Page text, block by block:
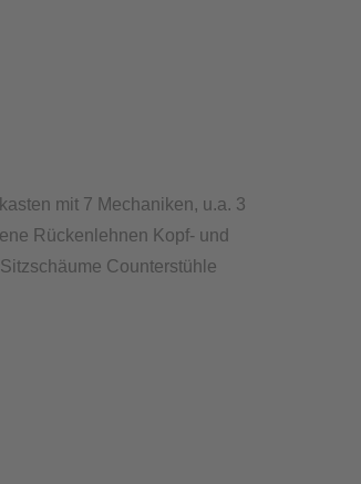
mit 7 Mechaniken, u.a. 3
Rückenlehnen Kopf- und
Counterstühle